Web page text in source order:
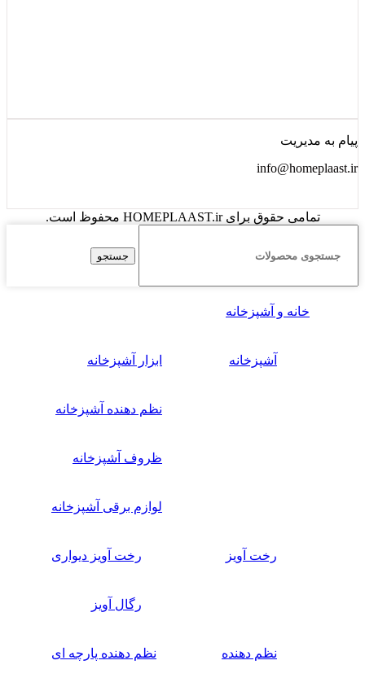
پیام به مدیریت
info@homeplaast.ir
تمامی حقوق برای HOMEPLAAST.ir محفوظ است.
جستجو
خانه و آشپزخانه
آشپزخانه ابزار آشپزخانه
نظم دهنده آشپزخانه
ظروف آشپزخانه
لوازم برقی آشپزخانه
رخت آویز رخت آویز دیواری
رگال آویز
نظم دهنده نظم دهنده پارچه ای